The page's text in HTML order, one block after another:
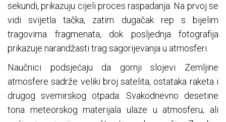
sekundi, prikazuju cijeli proces raspadanja. Na prvoj se
vidi svijetla tačka, zatim dugačak rep s bijelim
tragovima fragmenata, dok posljednja fotografija
prikazuje narandžasti trag sagorijevanja u atmosferi.
Naučnici podsjećaju da gornji slojevi Zemljine
atmosfere sadrže veliki broj satelita, ostataka raketa i
drugog svemirskog otpada. Svakodnevno desetine
tona meteorskog materijala ulaze u atmosferu, ali